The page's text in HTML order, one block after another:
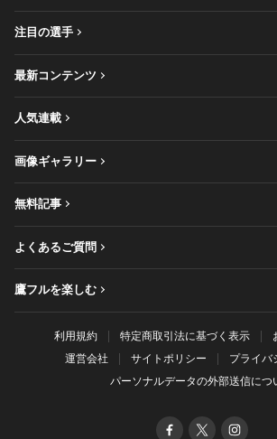
注目の選手
最新コンテンツ
人気連載
画像ギャラリー
無料記事
よくあるご質問
鷹フルを楽しむ
利用規約 特定商取引法に基づく表示
運営会社
サイトポリシー
プライバ
パーソナルデータの外部送信につ